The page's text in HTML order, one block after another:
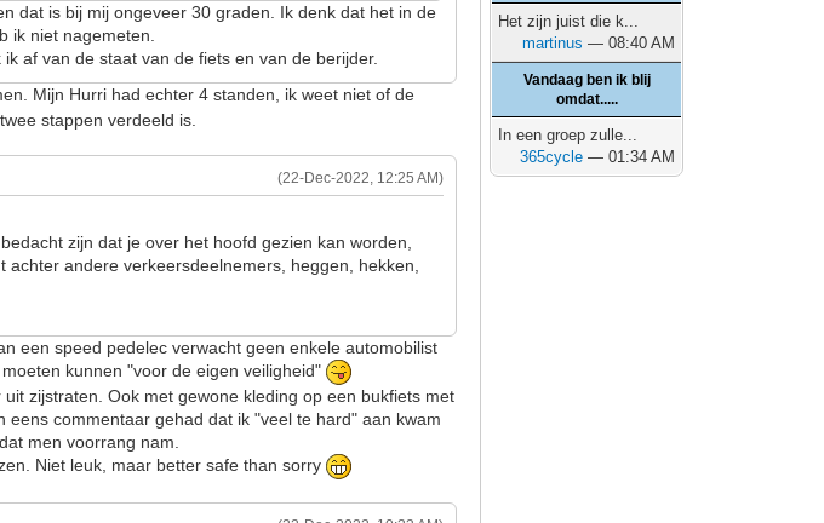
dat is bij mij ongeveer 30 graden. Ik denk dat het in de
ik niet nagemeten.
af van de staat van de fiets en van de berijder.
Mijn Hurri had echter 4 standen, ik weet niet of de
stappen verdeeld is.
(22-Dec-2022, 12:25 AM)
zijn dat je over het hoofd gezien kan worden,
andere verkeersdeelnemers, heggen, hekken,
een speed pedelec verwacht geen enkele automobilist
kunnen "voor de eigen veiligheid"
zijstraten. Ook met gewone kleding op een bukfiets met
commentaar gehad dat ik "veel te hard" aan kwam
men voorrang nam.
Niet leuk, maar better safe than sorry
Het zijn juist die k...
martinus — 08:40 AM
Vandaag ben ik blij
omdat.....
In een groep zulle...
365cycle — 01:34 AM